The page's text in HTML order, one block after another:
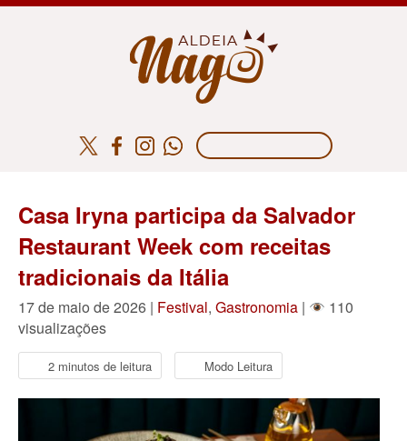
​Casa Iryna participa da Salvador
Restaurant Week com receitas
tradicionais da Itália
17 de maio de 2026 | Festival, Gastronomia |
110
visualizações
2 minutos de leitura Modo Leitura